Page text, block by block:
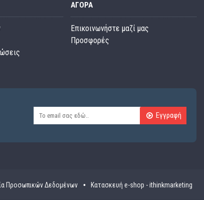
ΑΓΟΡΆ
Επικοινωνήστε μαζί μας
Προσφορές
Εγγραφή
Προσωπικών Δεδομένων Κατασκευή e-shop - ithinkmarketing